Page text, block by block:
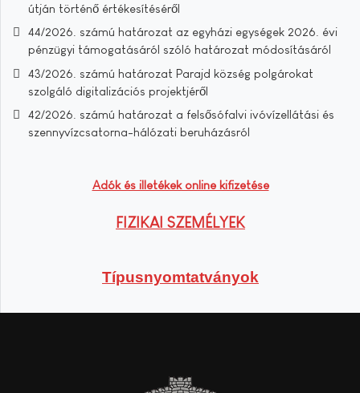
útján történő értékesítéséről
44/2026. számú határozat az egyházi egységek 2026. évi
pénzügyi támogatásáról szóló határozat módosításáról
43/2026. számú határozat Parajd község polgárokat
szolgáló digitalizációs projektjéről
42/2026. számú határozat a felsősófalvi ivóvízellátási és
szennyvízcsatorna-hálózati beruházásról
Adók és illetékek online kifizetése
FIZIKAI SZEMÉLYEK
Típusnyomtatványok